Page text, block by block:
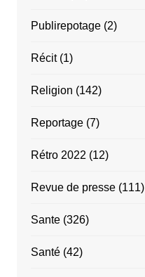
Publirepotage(2)
Récit(1)
Religion (142)
Reportage(7)
Rétro 2022 (12)
Revue de presse(111)
Sante(326)
Santé(42)